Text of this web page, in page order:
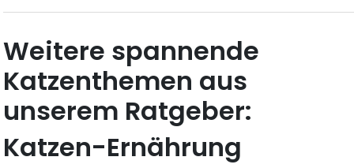
Weitere spannende
Katzenthemen aus
unserem Ratgeber:
Katzen-Ernährung